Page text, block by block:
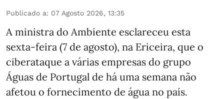
Publicado a: 07 Agosto 2026, 13:35
A ministra do Ambiente esclareceu esta
sexta-feira (7 de agosto), na Ericeira, que o
ciberataque a várias empresas do grupo
Águas de Portugal de há uma semana não
afetou o fornecimento de água no país.